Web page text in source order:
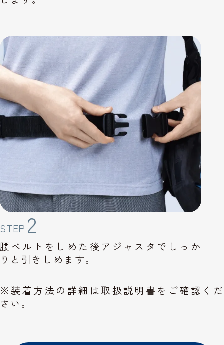
STEP2
腰ベルトをしめた後 アジャスタでしっか
りと 引きしめます。
※装着方法の詳細は取扱説明書をご確認くだ
さい。